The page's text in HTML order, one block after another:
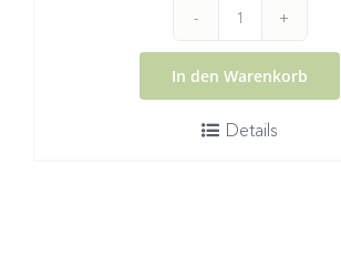
Riesling
Federspiel®
Ried
In den Warenkorb
Details